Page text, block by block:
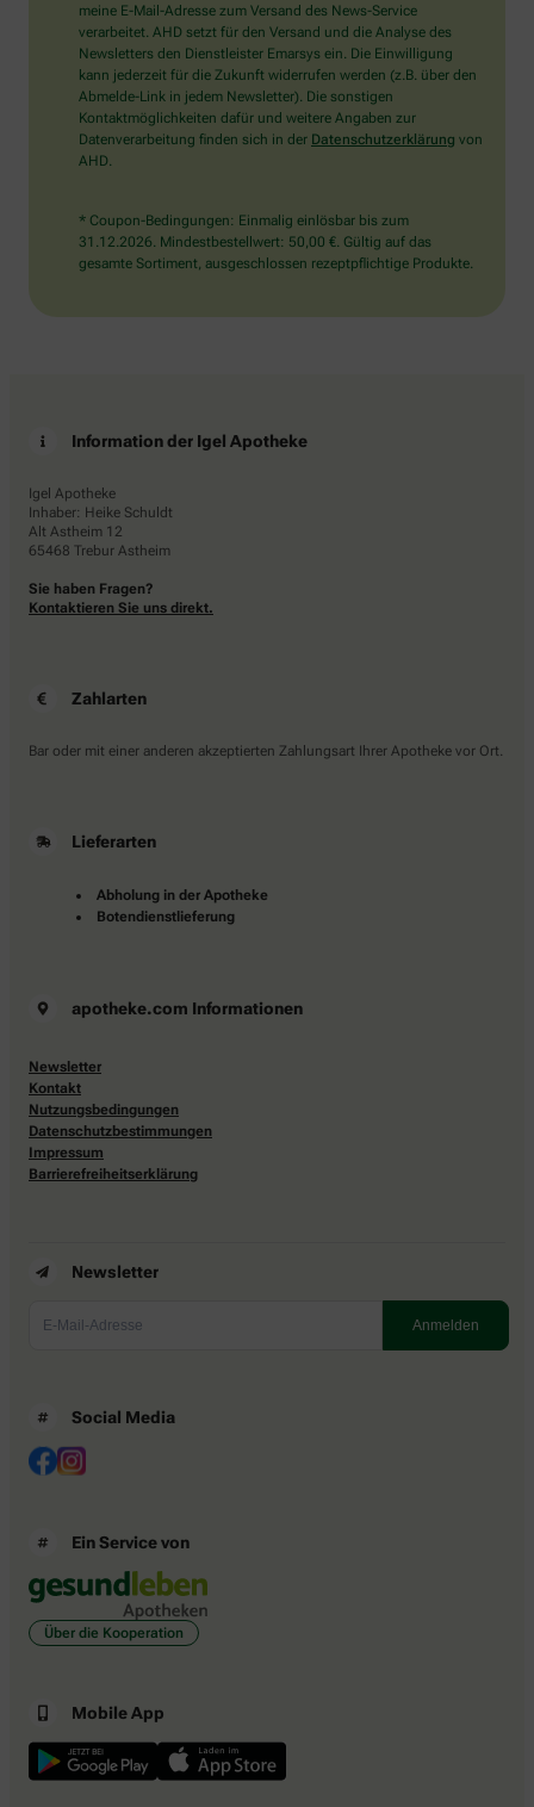
Sie
bitte
die
Flagge.
meine E-Mail-Adresse zum Versand des News-Service
verarbeitet. AHD setzt für den Versand und die Analyse des
Newsletters den Dienstleister Emarsys ein. Die Einwilligung
kann jederzeit für die Zukunft widerrufen werden (z.B. über den
Abmelde-Link in jedem Newsletter). Die sonstigen
Kontaktmöglichkeiten dafür und weitere Angaben zur
Datenverarbeitung finden sich in der Datenschutzerklärung von
AHD.
* Coupon-Bedingungen: Einmalig einlösbar bis zum
31.12.2026. Mindestbestellwert: 50,00 €. Gültig auf das
gesamte Sortiment, ausgeschlossen rezeptpflichtige Produkte.
Information der Igel Apotheke
Igel Apotheke
Inhaber: Heike Schuldt
Alt Astheim 12
65468 Trebur Astheim
Sie haben Fragen?
Kontaktieren Sie uns direkt.
Zahlarten
Bar oder mit einer anderen akzeptierten Zahlungsart Ihrer Apotheke vor Ort.
Lieferarten
Abholung in der Apotheke
Botendienstlieferung
apotheke.com Informationen
Newsletter
Kontakt
Nutzungsbedingungen
Datenschutzbestimmungen
Impressum
Barrierefreiheitserklärung
Newsletter
Social Media
Ein Service von
Über die Kooperation
Mobile App